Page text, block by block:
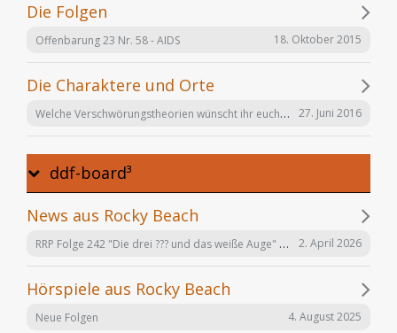
Die Folgen
Offenbarung 23 Nr. 58 - AIDS 18. Oktober 2015
Die Charaktere und Orte
Welche Verschwörungstheorien wünscht ihr euch noch in der Serie "Offenbarung 23"? 27. Juni 2016
ddf-board³
News aus Rocky Beach
RRP Folge 242 "Die drei ??? und das weiße Auge" am 02.12. in Karlsruhe 2. April 2026
Hörspiele aus Rocky Beach
Neue Folgen 4. August 2025